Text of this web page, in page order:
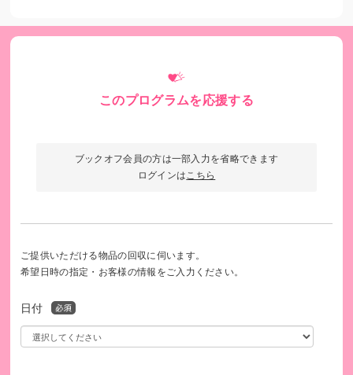
日常的に学習が身につく場所として、また、こども達の相談
さらに、近所の独居の高齢者の方々にも食事提供し、多世代
で勉強や相談、悩みなどを聞いて少しでも不安を解消できる
このプログラムを応援する
ブックオフ会員の方は一部入力を省略できます
ログインはこちら
ご提供いただける物品の回収に伺います。
希望日時の指定・お客様の情報をご入力ください。
日付